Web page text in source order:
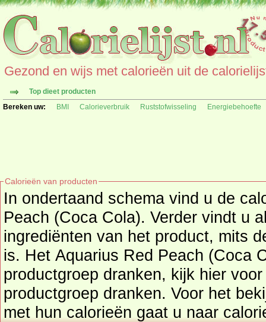
Gezond en wijs met calorieën uit de
Top dieet producten
Bereken uw:
BMI Calorieverbruik Ruststofwisseling Energiebehoefte
Calorieën van producten
In ondertaand schema vind u de
Peach (Coca Cola). Verder vindt u
ingrediënten van het product, mits deze informatie beschikbaar
is. Het Aquarius Red Peach (Coca
productgroep dranken, kijk hier
productgroep dranken. Voor het
met hun calorieën